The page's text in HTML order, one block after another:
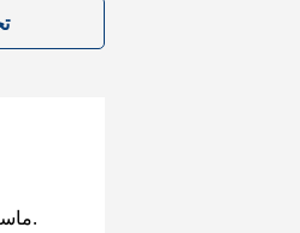
ماسكوس. نقرأ آراءك، ونرد عليها، بناء على طلبكم في أسرع وقت ممكن.